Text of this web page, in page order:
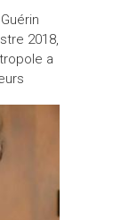
2018,
a